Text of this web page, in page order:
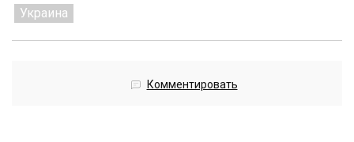
Украина
Комментировать